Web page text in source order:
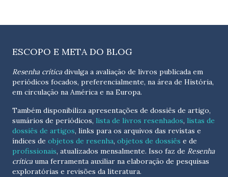
ESCOPO E META DO BLOG
Resenha críticadivulga a avaliação de livros publicada em
periódicos focados, preferencialmente, na área de História,
em circulação na América e na Europa.
Também disponibiliza apresentações de dossiês de artigo,
sumários de periódicos, lista de livros resenhados, listas de
dossiês de artigos, links para os arquivos das revistas e
índices de objetos de resenha, objetos de dossiês e de
profissionais, atualizados mensalmente. Isso faz de Resenha
críticauma ferramenta auxiliar na elaboração de pesquisas
exploratórias e revisões da literatura.